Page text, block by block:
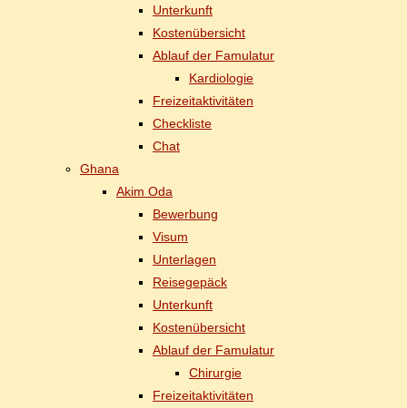
Un­ter­kunft
Kos­ten­über­sicht
Ab­lauf der Famulatur
Kar­dio­lo­gie
Frei­zeit­ak­ti­vi­tä­ten
Check­lis­te
Chat
Gha­na
Akim Oda
Be­wer­bung
Vi­sum
Un­ter­la­gen
Rei­se­ge­päck
Un­ter­kunft
Kos­ten­über­sicht
Ab­lauf der Famulatur
Chir­ur­gie
Frei­zeit­ak­ti­vi­tä­ten